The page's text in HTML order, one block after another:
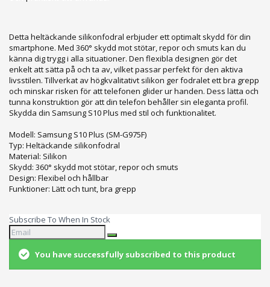
Detta heltäckande silikonfodral erbjuder ett optimalt skydd för din
smartphone. Med 360° skydd mot stötar, repor och smuts kan du
känna dig trygg i alla situationer. Den flexibla designen gör det
enkelt att sätta på och ta av, vilket passar perfekt för den aktiva
livsstilen. Tillverkat av högkvalitativt silikon ger fodralet ett bra grepp
och minskar risken för att telefonen glider ur handen. Dess lätta och
tunna konstruktion gör att din telefon behåller sin eleganta profil.
Skydda din Samsung S10 Plus med stil och funktionalitet.
Modell: Samsung S10 Plus (SM-G975F)
Typ: Heltäckande silikonfodral
Material: Silikon
Skydd: 360° skydd mot stötar, repor och smuts
Design: Flexibel och hållbar
Funktioner: Lätt och tunt, bra grepp
Subscribe To When In Stock
You have successfully subscribed to this product